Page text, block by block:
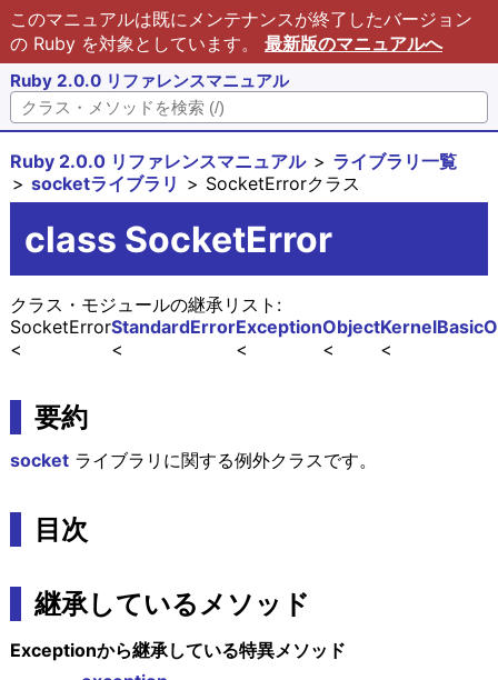
このマニュアルは既にメンテナンスが終了したバージョン
の Ruby を対象としています。 最新版のマニュアルへ
Ruby 2.0.0 リファレンスマニュアル
Ruby 2.0.0 リファレンスマニュアル
ライブラリ一覧
socketライブラリ
SocketErrorクラス
class SocketError
クラス・モジュールの継承リスト:
Kernel
Object
Exception
StandardError
SocketError
要約
socketライブラリに関する例外クラスです。
目次
継承しているメソッド
Exceptionから継承している特異メソッド